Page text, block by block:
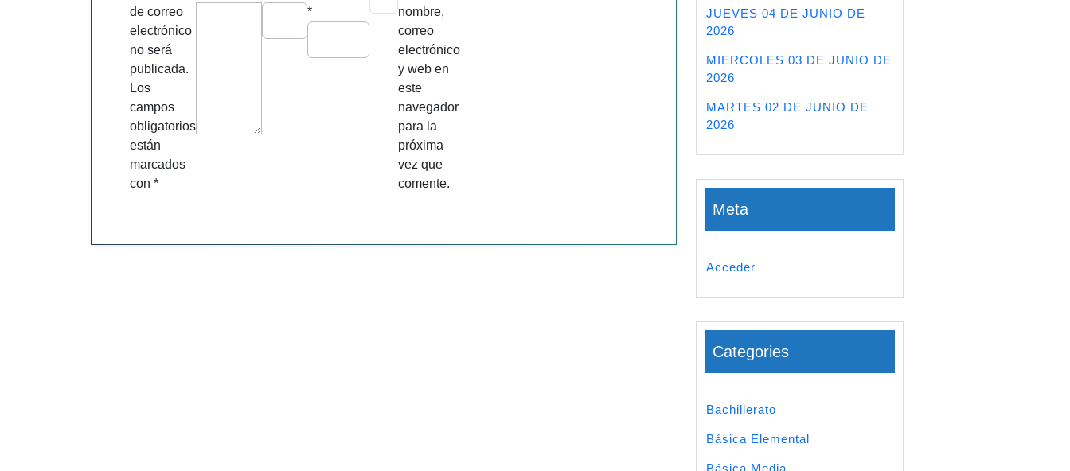
de correo
electrónico
no será
publicada.
Los
campos
obligatorios
están
marcados
con *
*
nombre,
correo
electrónico
y web en
este
navegador
para la
próxima
vez que
comente.
JUEVES 04 DE JUNIO DE
2026
MIERCOLES 03 DE JUNIO DE
2026
MARTES 02 DE JUNIO DE
2026
Meta
Acceder
Categories
Bachillerato
Básica Elemental
Básica Media